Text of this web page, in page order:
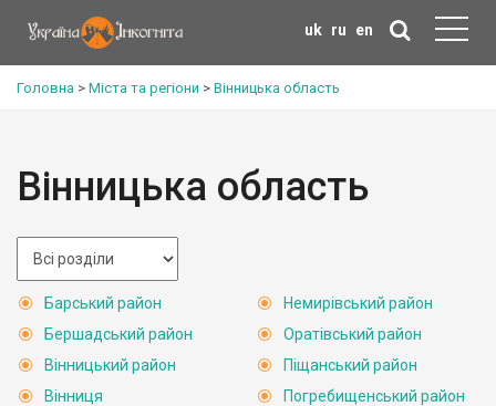
uk ru en
Головна > Міста та регіони > Вінницька область
Вінницька область
Барський район
Бершадський район
Вінницький район
Вінниця
Немирівський район
Оратівський район
Піщанський район
Погребищенський район